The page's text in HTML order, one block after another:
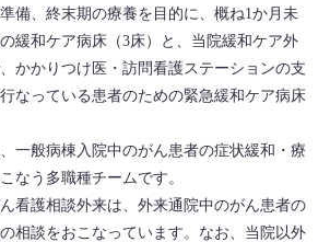
備、終末期の療養を目的に、概ね1か月未
緩和ケア病床（3床）と、当院緩和ケア外
かかりつけ医・訪問看護ステーションの支
なっている患者のための緊急緩和ケア病床
一般病棟入院中のがん患者の症状緩和・療
なう多職種チームです。
看護相談外来は、外来通院中のがん患者の
相談をおこなっています。なお、当院以外